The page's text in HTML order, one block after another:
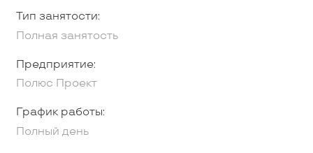
Тип занятости:
Полная занятость
Предприятие:
Полюс Проект
График работы:
Полный день